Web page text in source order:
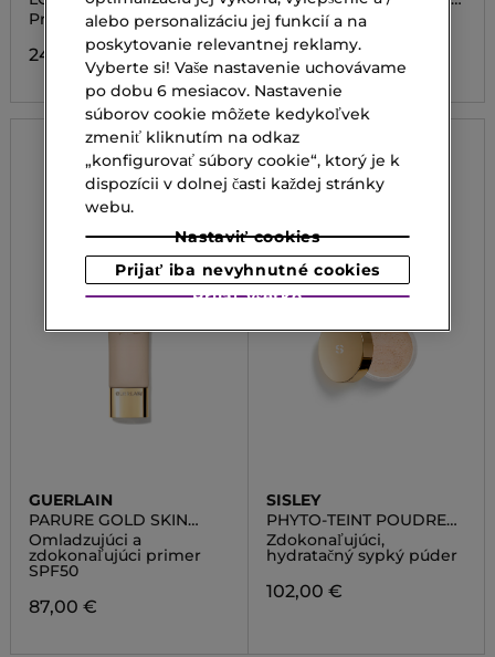
Primer
24,20 €
ENCHANTED GARDEN
Adventný kalendár
54,00 €
GUERLAIN
PARURE GOLD SKIN
DOUBLE VEIL
Omladzujúci a
zdokonaľujúci primer
SPF50
87,00 €
SISLEY
PHYTO-TEINT POUDRE
LIBRE
Zdokonaľujúci,
hydratačný sypký púder
102,00 €
alebo personalizáciu jej funkcií a na
poskytovanie relevantnej reklamy.
Vyberte si! Vaše nastavenie uchovávame
po dobu 6 mesiacov. Nastavenie
súborov cookie môžete kedykoľvek
zmeniť kliknutím na odkaz
„konfigurovať súbory cookie“, ktorý je k
dispozícii v dolnej časti každej stránky
webu.
Nastaviť cookies
Prijať iba nevyhnutné cookies
Prijať všetko